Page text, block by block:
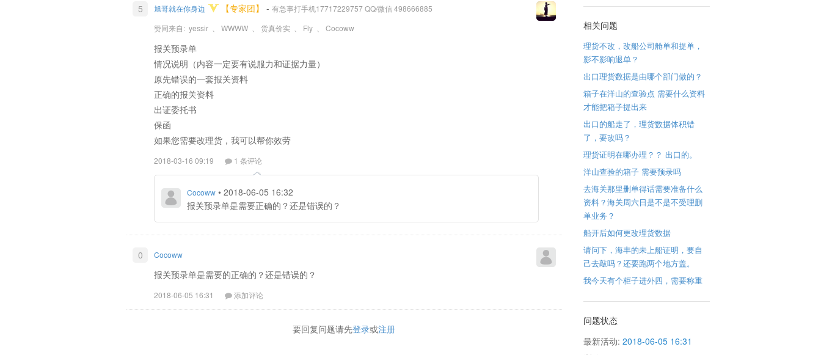
5 旭哥就在你身边 【专家团】 - 有急事打手机17717229757 QQ/微信 498666885
赞同来自: yessir WWWW 货真价实 Fly Cocoww
报关预录单
情况说明（内容一定要有说服力和证据力量）
原先错误的一套报关资料
正确的报关资料
出证委托书
保函
如果您需要改理货，我可以帮你效劳
2018-03-16 09:19 1 条评论
Cocoww • 2018-06-05 16:32
报关预录单是需要正确的？还是错误的？
0 Cocoww
报关预录单是需要的正确的？还是错误的？
2018-06-05 16:31 添加评论
要回复问题请先登录或注册
相关问题
理货不改，改船公司舱单和提单，
影不影响退单？
出口理货数据是由哪个部门做的？
箱子在洋山的查验点 需要什么资料
才能把箱子提出来
出口的船走了，理货数据体积错
了，要改吗？
理货证明在哪办理？？ 出口的。
洋山查验的箱子 需要预录吗
去海关那里删单得话需要准备什么
资料？海关周六日是不是不受理删
单业务？
船开后如何更改理货数据
请问下，海丰的未上船证明，要自
己去敲吗？还要跑两个地方盖。
我今天有个柜子进外四，需要称重
问题状态
最新活动: 2018-06-05 16:31